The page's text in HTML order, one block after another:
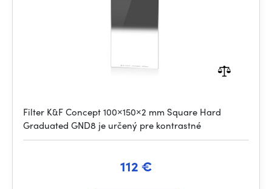
Filter K&F Concept 100×150×2 mm Square Hard
Graduated GND8 je určený pre kontrastné
112 €